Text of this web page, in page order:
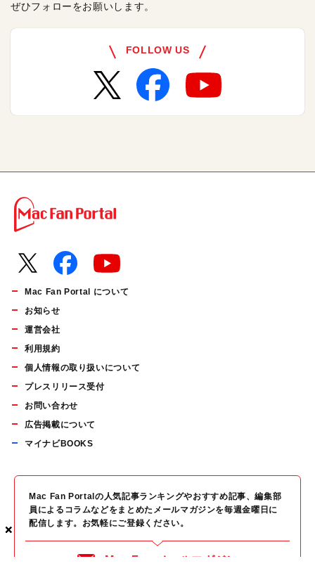
×
×
×
ぜひフォローをお願いします。
FOLLOW US
Mac Fan Portal について
お知らせ
運営会社
利用規約
個人情報の取り扱いについて
プレスリリース受付
お問い合わせ
広告掲載について
マイナビBOOKS
Mac Fan Portalの人気記事ランキングやおすすめ記事、編集部
員によるコラムなどをまとめたメールマガジンを毎週金曜日に
配信します。お気軽にご登録ください。
Mac Fan メールマガジン